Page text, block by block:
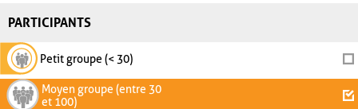
PARTICIPANTS
Petit groupe (< 30)
Moyen groupe (entre 30
et 100)